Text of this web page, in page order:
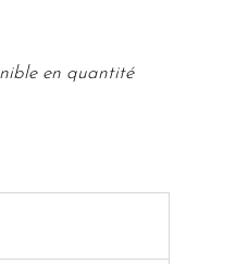
en quantité